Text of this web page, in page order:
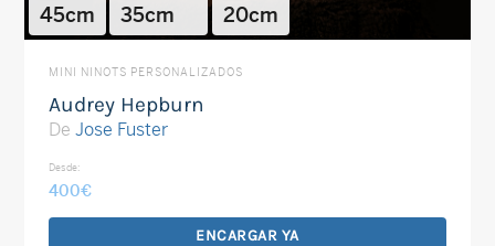
45cm
35cm
20cm
MINI NINOTS PERSONALIZADOS
Audrey Hepburn
De Jose Fuster
Desde:
400€
ENCARGAR YA